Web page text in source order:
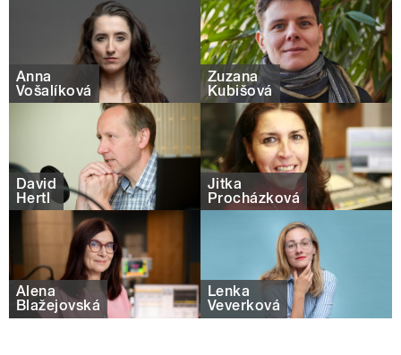
Anna
Vošalíková
Zuzana
Kubišová
David
Hertl
Jitka
Procházková
Alena
Blažejovská
Lenka
Veverková